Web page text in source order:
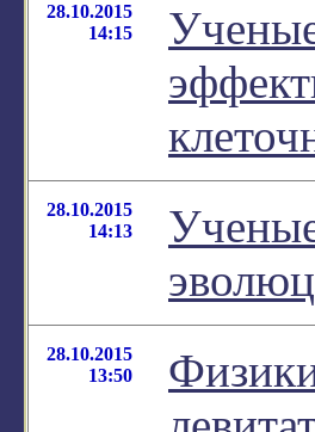
28.10.2015
14:15
28.10.2015
14:13
28.10.2015
13:50